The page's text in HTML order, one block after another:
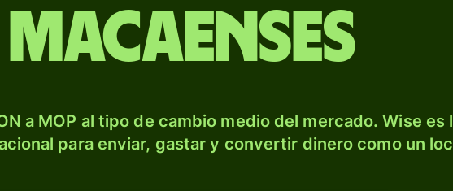
macaenses
a MOP al tipo de cambio medio del mercado. Wise es
para enviar, gastar y convertir dinero como un